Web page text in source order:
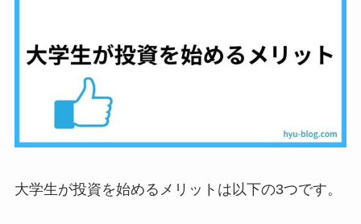
大学生が投資を始めるメリットは以下の3つです。